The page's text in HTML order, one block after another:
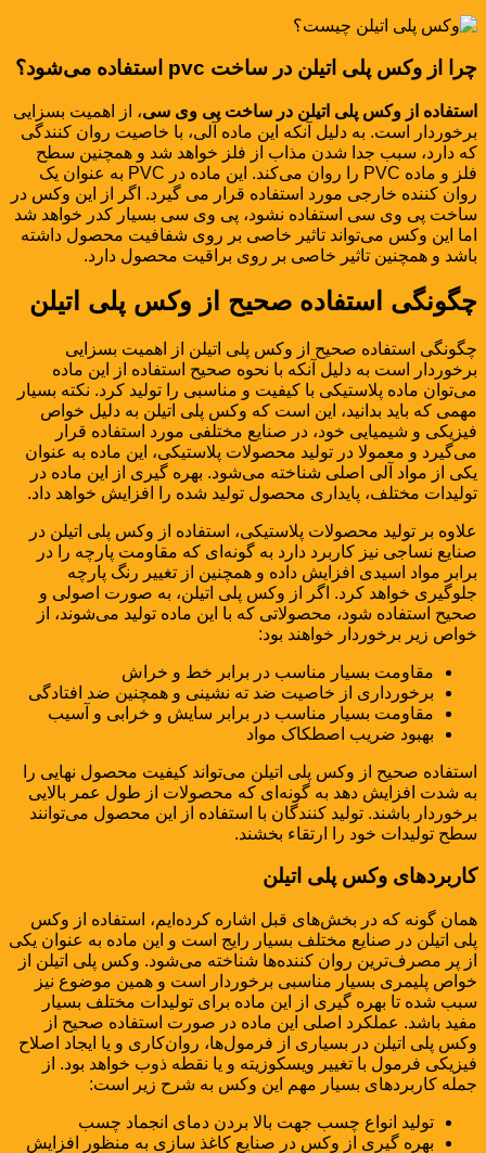
چرا از وکس پلی اتیلن در ساخت pvc استفاده می‌شود؟
استفاده از وکس پلی اتیلن در ساخت پی وی سی، از اهمیت بسزایی
برخوردار است. به دلیل آنکه این ماده آلی، با خاصیت روان کنندگی
که دارد، سبب جدا شدن مذاب از فلز خواهد شد و همچنین سطح
فلز و ماده PVC را روان می‌کند. این ماده در PVC به عنوان یک
روان کننده خارجی مورد استفاده قرار می گیرد. اگر از این وکس در
ساخت پی وی سی استفاده نشود، پی وی سی بسیار کدر خواهد شد
اما این وکس می‌تواند تاثیر خاصی بر روی شفافیت محصول داشته
باشد و همچنین تاثیر خاصی بر روی براقیت محصول دارد.
چگونگی استفاده صحیح از وکس پلی اتیلن
چگونگی استفاده صحیح از وکس پلی اتیلن از اهمیت بسزایی
برخوردار است به دلیل آنکه با نحوه صحیح استفاده از این ماده
می‌توان ماده پلاستیکی با کیفیت و مناسبی را تولید کرد. نکته بسیار
مهمی که باید بدانید، این است که وکس پلی اتیلن به دلیل خواص
فیزیکی و شیمیایی خود، در صنایع مختلفی مورد استفاده قرار
می‌گیرد و معمولا در تولید محصولات پلاستیکی، این ماده به عنوان
یکی از مواد آلی اصلی شناخته می‌شود. بهره گیری از این ماده در
تولیدات مختلف، پایداری محصول تولید شده را افزایش خواهد داد.
علاوه بر تولید محصولات پلاستیکی، استفاده از وکس پلی اتیلن در
صنایع نساجی نیز کاربرد دارد به گونه‌ای که مقاومت پارچه را در
برابر مواد اسیدی افزایش داده و همچنین از تغییر رنگ پارچه
جلوگیری خواهد کرد. اگر از وکس پلی اتیلن، به صورت اصولی و
صحیح استفاده شود، محصولاتی که با این ماده تولید می‌شوند، از
خواص زیر برخوردار خواهند بود:
مقاومت بسیار مناسب در برابر خط و خراش
برخورداری از خاصیت ضد ته نشینی و همچنین ضد افتادگی
مقاومت بسیار مناسب در برابر سایش و خرابی و آسیب
بهبود ضریب اصطکاک مواد
استفاده صحیح از وکس پلی اتیلن می‌تواند کیفیت محصول نهایی را
به شدت افزایش دهد به گونه‌ای که محصولات از طول عمر بالایی
برخوردار باشند. تولید کنندگان با استفاده از این محصول می‌توانند
سطح تولیدات خود را ارتقاء بخشند.
کاربردهای وکس پلی اتیلن
همان گونه که در بخش‌های قبل اشاره کرده‌ایم، استفاده از وکس
پلی اتیلن در صنایع مختلف بسیار رایج است و این ماده به عنوان یکی
از پر مصرف‌ترین روان کننده‌ها شناخته می‌شود. وکس پلی اتیلن از
خواص پلیمری بسیار مناسبی برخوردار است و همین موضوع نیز
سبب شده تا بهره گیری از این ماده برای تولیدات مختلف بسیار
مفید باشد. عملکرد اصلی این ماده در صورت استفاده صحیح از
وکس پلی اتیلن در بسیاری از فرمول‌ها، روان‌کاری و یا ایجاد اصلاح
فیزیکی فرمول با تغییر ویسکوزیته و یا نقطه ذوب خواهد بود. از
جمله کاربردهای بسیار مهم این وکس به شرح زیر است:
تولید انواع چسب جهت بالا بردن دمای انجماد چسب
بهره گیری از وکس در صنایع کاغذ سازی به منظور افزایش